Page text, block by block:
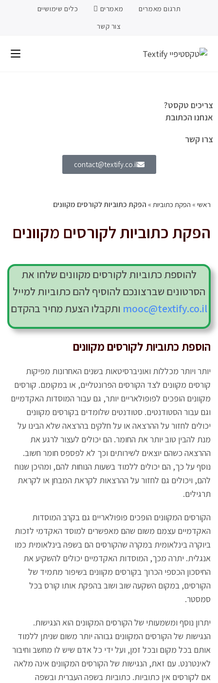
תרגום מאמרים מאמרים
כלים שימושיים
צור קשר
צריכים טקסט?
אנחנו הכתובת
צרו קשר
contact@textify.co.il
ראשי » הפקת כתוביות » הפקת כתוביות לקורסים מקוונים
הפקת כתוביותלקורסים מקוונים
להוספת כתוביות לקורסים מקוונים שלחו את
הסרטונים שברצונכם להוסיף להם כתוביות למייל
mooc@textify.co.il ותקבלו הצעת מחיר בהקדם
הוספת כתוביות לקורסים מקוונים
יותר ויותר מכללות ואוניברסיטאות בשנים האחרונות מפיקות
קורסים מקוונים לצד הקורסים הפרונטליים, או במקומם. קורסים
מקוונים הופכים לפופולאריים יותר, גם עבור המוסדות האקדמיים
וגם עבור הסטודנטים. סטודנטים שלומדים בקורסים מקוונים
יכולים לחזור על ההרצאה או על חלקים בהרצאה שלא הבינו על
מנת להבין טוב יותר את החומר. הם יכולים לעצור לרגע את
ההרצאה כשהם יוצאים לשירותים וכך לא לפספס חומר חשוב.
נוסף על כך, הם יכולים ללמוד בשעות הנוחות להם, ומהיכן שנוח
להם, ויכולים גם לחזור על ההרצאות לקראת המבחן או לקראת
תרגילים.
הקורסים המקוונים הופכים פופולאריים גם בקרב המוסדות
האקדמיים עצמם משום שהם מאפשרים למוסד האקדמי לזכות
ביוקרה בינלאומית במקרה שהקורסים הם בשפה בינלאומית כמו
אנגלית. יתרה מכך, המוסדות האקדמיים יכולים להשקיע את
החיסכון הכספי הכרוך בקורסים מקוונים בשיפור מתמיד של
הקורסים, במקום השקעה שוב ושוב בהפקת אותו קורס בכל
סמסטר.
יתרון נוסף ומשמעותי של הקורסים המקוונים הוא הנגישות.
הנגישות של הקורסים המקוונים גבוהה יותר משום שניתן ללמוד
אותם בכל מקום ובכל זמן, ועל ידי כל אדם שיש לו מחשב וחיבור
לאינטרנט. עם זאת, הנגישות של הקורסים המקוונים אינה מלאה
אם לקורסים אין כתוביות. כתוביות בשפה העברית ובשפה